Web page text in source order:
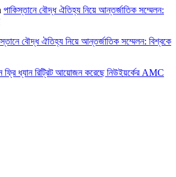
পাকিস্তানে বৌদ্ধ ঐতিহ্য নিয়ে আন্তর্জাতিক সম্মেলন:
বৌদ্ধ ঐতিহ্য নিয়ে আন্তর্জাতিক সম্মেলন: বিশ্বকে
ফ্রি ধ্যান রিট্রিট আয়োজন করেছে নিউইয়র্কের AMC